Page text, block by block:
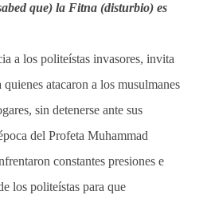
que) la Fitna (disturbio) es
a los politeístas invasores, invita
atacaron a los musulmanes
sin detenerse ante sus
del Profeta Muhammad
constantes presiones e
los politeístas para que